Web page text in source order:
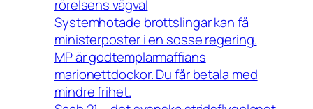
rörelsens vägval
Systemhotade brottslingar kan få
ministerposter i en sosse regering.
MP är godtemplarmaffians
marionettdockor. Du får betala med
mindre frihet.